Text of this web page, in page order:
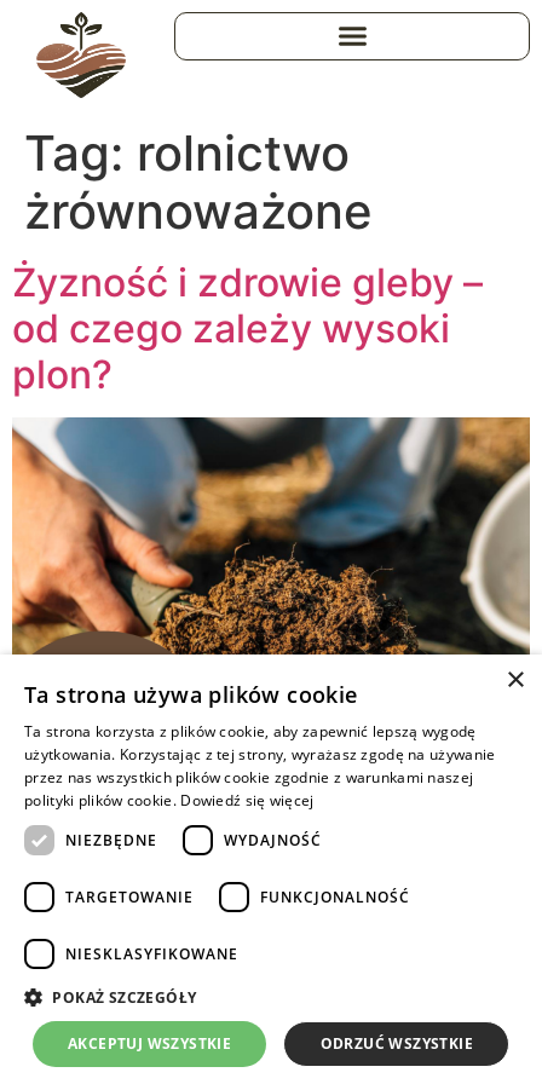
Tag: rolnictwo
żrównoważone
Żyzność i zdrowie gleby –
od czego zależy wysoki
plon?
Żyzność gleby to znacznie więcej niż zasobność
w składniki pokarmowe. O potencjale plonowania
decydują również właściwości fizyczne, chemiczne
i biologiczne gleby, zawartość próchnicy
oraz odpowiednia agrotechnika. Sprawdź, od czego
zależy zdrowie gleby i dlaczego warto inwestować
w jej długofalową żyzność.
Copyrights © 2024 Intermag
×
Ta strona używa plików cookie
Ta strona korzysta z plików cookie, aby zapewnić lepszą wygodę
użytkowania. Korzystając z tej strony, wyrażasz zgodę na używanie
przez nas wszystkich plików cookie zgodnie z warunkami naszej
polityki plików cookie. Dowiedź się więcej
NIEZBĘDNE
WYDAJNOŚĆ
TARGETOWANIE FUNKCJONALNOŚĆ
NIESKLASYFIKOWANE
POKAŻ SZCZEGÓŁY
AKCEPTUJ WSZYSTKIE ODRZUĆ WSZYSTKIE